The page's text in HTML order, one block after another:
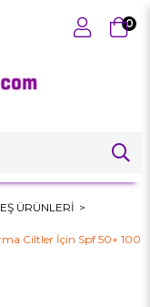
0
ÜRÜNLERİ
Ciltler İçin Spf 50+ 100